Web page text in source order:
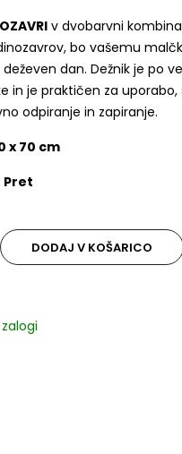
v dvobarvni
bo vašemu
dan. Dežnik je po
in je praktičen za uporabo,
odpiranje in zapiranje.
x 70 cm
Pret
DODAJ V KOŠARICO